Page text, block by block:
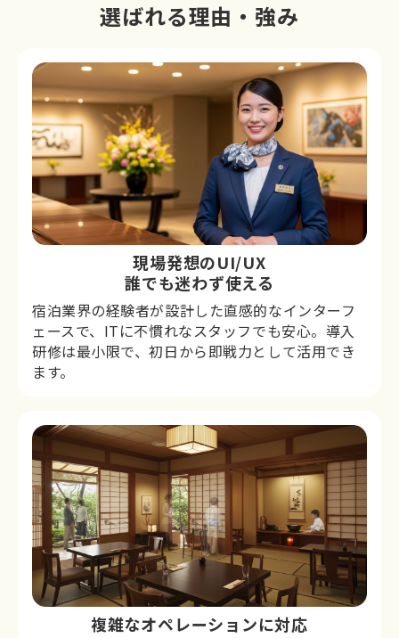
選ばれる理由・強み
現場発想のUI/UX
誰でも迷わず使える
宿泊業界の経験者が設計した直感的なインターフ
ェースで、ITに不慣れなスタッフでも安心。導入
研修は最小限で、初日から即戦力として活用でき
ます。
複雑なオペレーションに対応